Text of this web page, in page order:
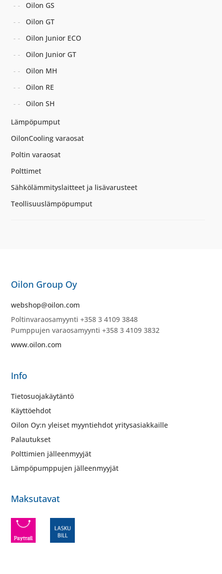
Oilon GS
Oilon GT
Oilon Junior ECO
Oilon Junior GT
Oilon MH
Oilon RE
Oilon SH
Lämpöpumput
OilonCooling varaosat
Poltin varaosat
Polttimet
Sähkölämmityslaitteet ja lisävarusteet
Teollisuuslämpöpumput
Oilon Group Oy
webshop@oilon.com
Poltinvaraosamyynti +358 3 4109 3848
Pumppujen varaosamyynti +358 3 4109 3832
www.oilon.com
Info
Tietosuojakäytäntö
Käyttöehdot
Oilon Oy:n yleiset myyntiehdot yritysasiakkaille
Palautukset
Polttimien jälleenmyyjät
Lämpöpumppujen jälleenmyyjät
Maksutavat